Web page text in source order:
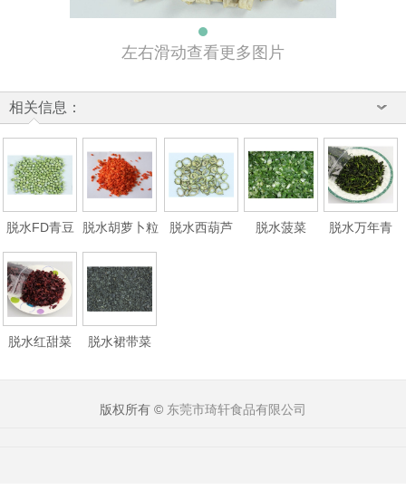
左右滑动查看更多图片
相关信息：
脱水FD青豆 脱水胡萝卜粒 脱水西葫芦 脱水菠菜 脱水万年青
脱水红甜菜 脱水裙带菜
版权所有 © 东莞市琦轩食品有限公司